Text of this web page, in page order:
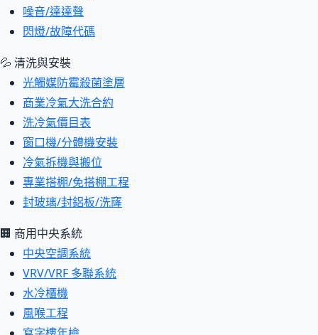
噪音/達達聲
閃燈/故障代碼
💦 清洗與安裝
光觸媒防霉殺菌塗層
商業冷氣大洗合約
洗冷氣價目表
窗口機/分體機安裝
冷氣拆機與搬位
專業搭棚/免搭棚工程
封玻璃/封鋁板/洗窿
🏢 商用中央系統
中央空調系統
VRV/VRF 多聯系統
水冷櫃機
風喉工程